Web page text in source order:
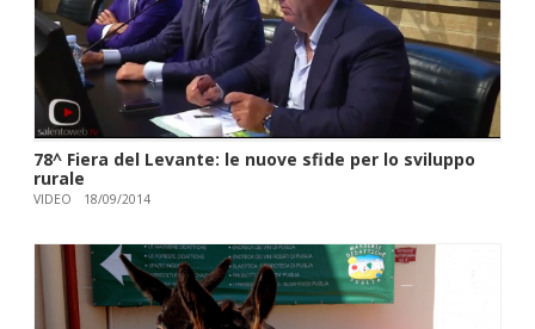
78^ Fiera del Levante: le nuove sfide per lo sviluppo
rurale
VIDEO 18/09/2014